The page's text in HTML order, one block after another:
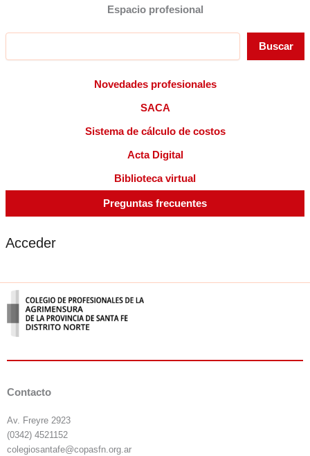
Espacio profesional
Buscar
Novedades profesionales
SACA
Sistema de cálculo de costos
Acta Digital
Biblioteca virtual
Preguntas frecuentes
Acceder
Contacto
Av. Freyre 2923
(0342) 4521152
colegiosantafe@copasfn.org.ar